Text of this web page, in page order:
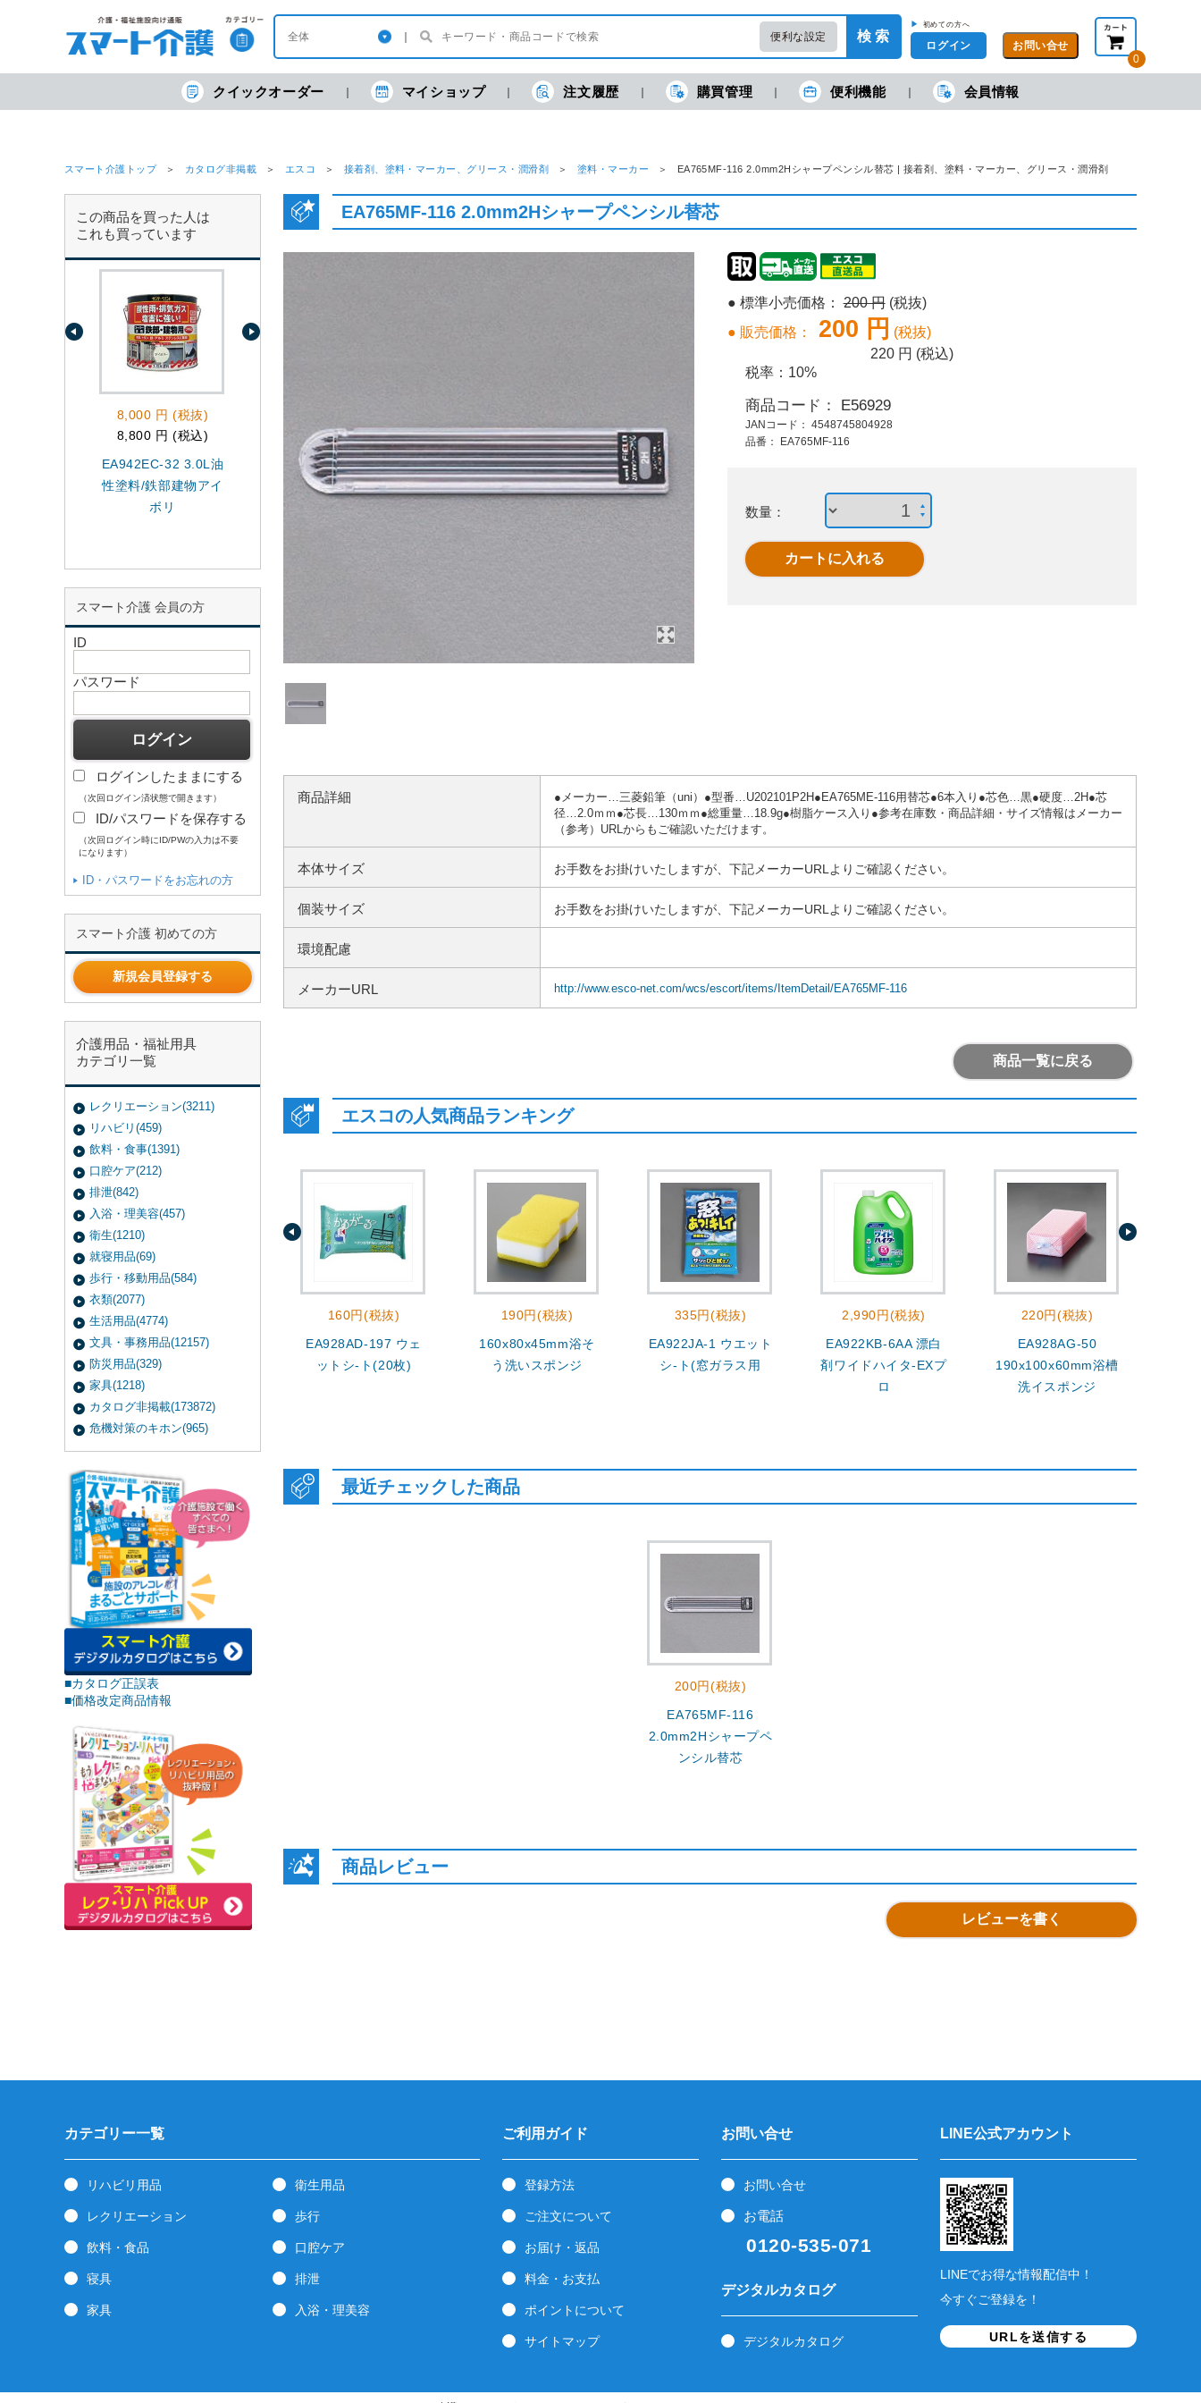
便利な設定 検 索
▶ 初めての方へ
ログイン
0
現在の金額合計： 円 (税抜) 円(税込)
クイックオーダー マイショップ 注文履歴 購買管理 便利機能 会員情報
スマート介護トップ カタログ非掲載 エスコ 接着剤、塗料・マーカー、グリース・潤滑剤 塗料・マーカー EA765MF-116 2.0mm2Hシャープペンシル替芯 | 接着剤、塗料・マーカー、グリース・潤滑剤
この商品を買った人は
これも買っています
8,000 円 (税抜)
8,800 円 (税込)
EA942EC-32 3.0L油
性塗料/鉄部建物アイ
ボリ
31,020 円 (税込)
EA942EF-24 16kg水
性･外壁塗料(アイボ
385 円 (税込)
マーキングペン(黒)
1,672 円 (税込)
4本組 [太字]油性ペイ
ントマーカーセット
565 円 (税抜)
621 円 (税込)
スマート介護 会員の方
ID
パスワード
ログインしたままにする
（次回ログイン済状態で開きます）
ID/パスワードを保存する
（次回ログイン時にID/PWの入力は不要
になります）
ID・パスワードをお忘れの方
スマート介護 初めての方
新規会員登録する
介護用品・福祉用具
カテゴリ一覧
レクリエーション(3211)
リハビリ(459)
飲料・食事(1391)
口腔ケア(212)
排泄(842)
入浴・理美容(457)
衛生(1210)
就寝用品(69)
歩行・移動用品(584)
衣類(2077)
生活用品(4774)
文具・事務用品(12157)
防災用品(329)
家具(1218)
カタログ非掲載(173872)
危機対策のキホン(965)
■カタログ正誤表
■価格改定商品情報
EA765MF-116 2.0mm2Hシャープペンシル替芯
● 標準小売価格：200 円 (税抜)
● 販売価格：
200 円 (税抜)
220 円 (税込)
税率： 10%
商品コード： E56929
JANコード： 4548745804928
品番：
EA765MF-116
数量：
商品詳細
●メーカー…三菱鉛筆（uni）●型番…U202101P2H●EA765ME-116用替芯●6本入り●芯色…黒●硬度…2H●芯
径…2.0ｍｍ●芯長…130ｍｍ●総重量…18.9g●樹脂ケース入り●参考在庫数・商品詳細・サイズ情報はメーカー
（参考）URLからもご確認いただけます。
本体サイズ お手数をお掛けいたしますが、下記メーカーURLよりご確認ください。
個装サイズ お手数をお掛けいたしますが、下記メーカーURLよりご確認ください。
環境配慮
メーカーURL http://www.esco-net.com/wcs/escort/items/ItemDetail/EA765MF-116
商品一覧に戻る
エスコの人気商品ランキング
160円(税抜)
EA928AD-197 ウェ
ットシ-ト(20枚)
190円(税抜)
160x80x45mm浴そ
う洗いスポンジ
335円(税抜)
EA922JA-1 ウエット
シ-ト(窓ガラス用
2,990円(税抜)
EA922KB-6AA 漂白
剤ワイドハイタ-EXプ
ロ
220円(税抜)
EA928AG-50
190x100x60mm浴槽
洗イスポンジ
最近チェックした商品
200円(税抜)
EA765MF-116
2.0mm2Hシャープペ
ンシル替芯
商品レビュー
レビューを書く
カテゴリー一覧
リハビリ用品 衛生用品
レクリエーション 歩行
飲料・食品 口腔ケア
寝具 排泄
家具 入浴・理美容
ご利用ガイド
登録方法
ご注文について
お届け・返品
料金・お支払
ポイントについて
サイトマップ
お問い合せ
お問い合せ
お電話
0120-535-071
デジタルカタログ
デジタルカタログ
LINE公式アカウント
LINEでお得な情報配信中！
今すぐご登録を！
URLを送信する